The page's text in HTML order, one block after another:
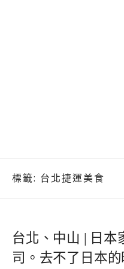
標籤: 台北捷運美食
台北、中山 | 日本
司。去不了日本